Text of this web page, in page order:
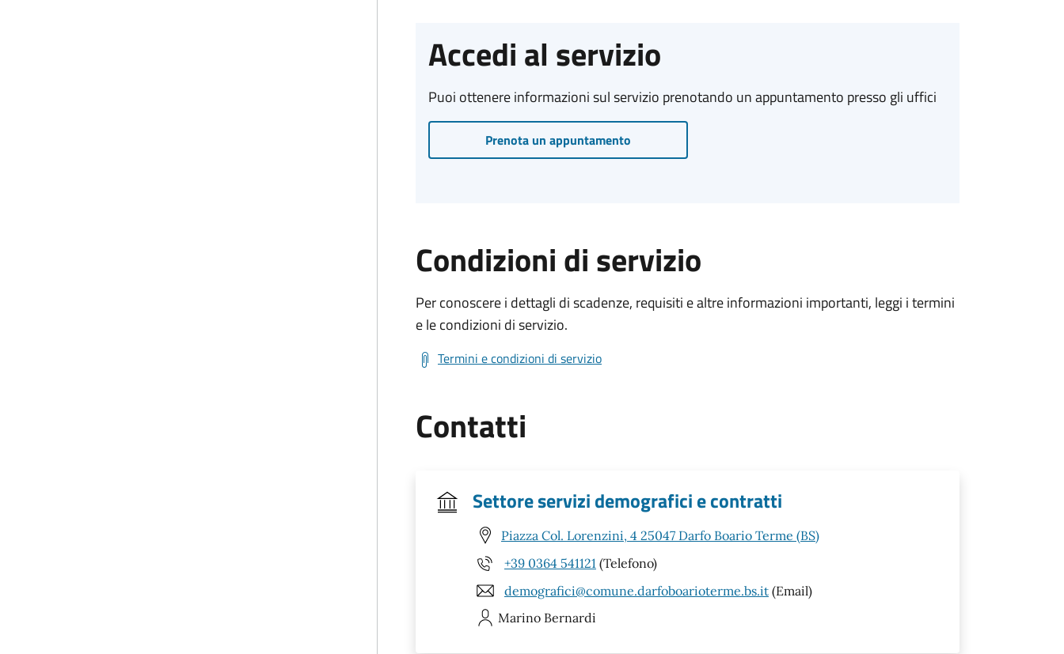
Accedi al servizio
Puoi ottenere informazioni sul servizio prenotando un appuntamento presso gli uffici
Prenota un appuntamento
Condizioni di servizio
Per conoscere i dettagli di scadenze, requisiti e altre informazioni importanti, leggi i termini
e le condizioni di servizio.
Termini e condizioni di servizio
Contatti
Settore servizi demografici e contratti
Piazza Col. Lorenzini, 4 25047 Darfo Boario Terme (BS)
+39 0364 541121 (Telefono)
demografici@comune.darfoboarioterme.bs.it (Email)
Marino Bernardi